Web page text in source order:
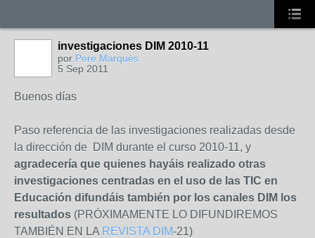
investigaciones DIM 2010-11
por Pere Marquès
5 Sep 2011
Buenos días
Paso referencia de las investigaciones realizadas desde
la dirección de DIM durante el curso 2010-11, y
agradecería que quienes hayáis realizado otras
investigaciones centradas en el uso de las TIC en
Educación difundáis también por los canales DIM los
resultados (PRÓXIMAMENTE LO DIFUNDIREMOS
TAMBIÉN EN LA REVISTA DIM-21)